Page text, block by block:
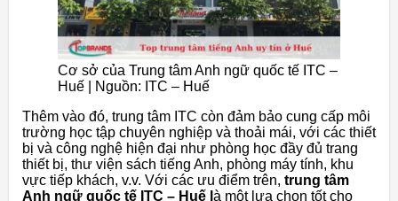
Cơ sở của Trung tâm Anh ngữ quốc tế ITC –
Huế | Nguồn: ITC – Huế
Thêm vào đó, trung tâm ITC còn đảm bảo cung cấp môi
trường học tập chuyên nghiệp và thoải mái, với các thiết
bị và công nghệ hiện đại như phòng học đầy đủ trang
thiết bị, thư viện sách tiếng Anh, phòng máy tính, khu
vực tiếp khách, v.v. Với các ưu điểm trên, trung tâm
Anh ngữ quốc tế ITC – Huế l à một lựa chọn tốt cho